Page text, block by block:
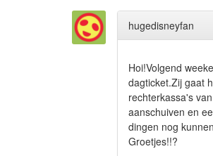
hugedisneyfan
Hoi!Volgend
dagticket.Zij gaat
rechterkassa's
aanschuiven en
dingen nog
Groetjes!!?